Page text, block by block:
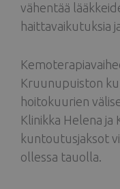
vähentää
haittavaikutuksia
Kruunupuiston
hoitokuurien
Klinikka Helena
kuntoutusjaksot
ollessa tauolla.